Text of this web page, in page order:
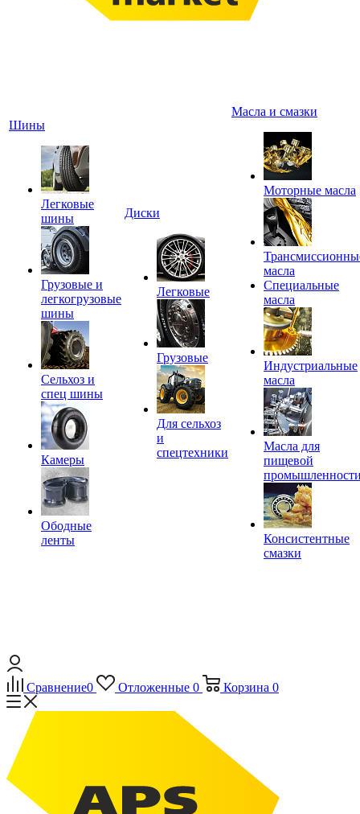
Шины
Легковые
шины
Грузовые и
легкогрузовые
шины
Сельхоз и
спец шины
Камеры
Ободные
ленты
Диски
Легковые
Грузовые
Для сельхоз
и
спецтехники
Масла и смазки
Моторные масла
масла
Специальные
масла
Индустриальные
масла
Масла для
пищевой
Консистентные
смазки
Сравнение0 Отложенные 0 Корзина 0